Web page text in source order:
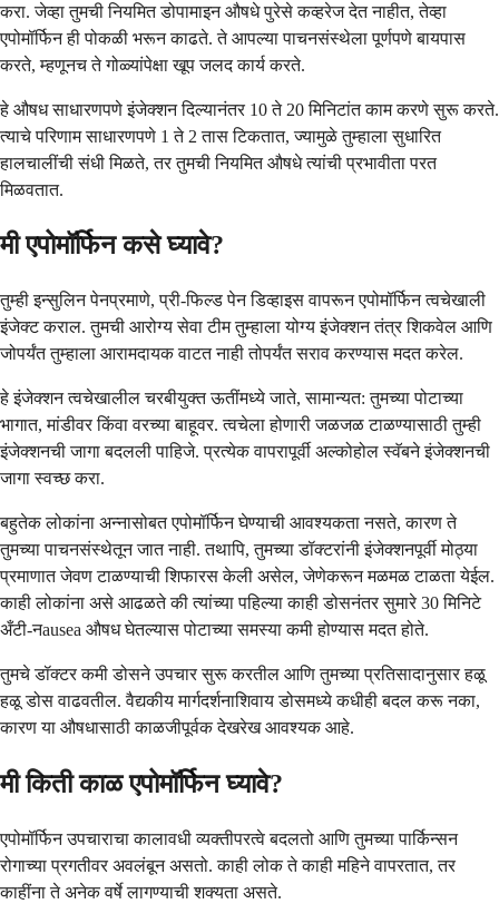
करा. जेव्हा तुमची नियमित डोपामाइन औषधे पुरेसे कव्हरेज देत नाहीत, तेव्हा
एपोमॉर्फिन ही पोकळी भरून काढते. ते आपल्या पाचनसंस्थेला पूर्णपणे बायपास
करते, म्हणूनच ते गोळ्यांपेक्षा खूप जलद कार्य करते.
हे औषध साधारणपणे इंजेक्शन दिल्यानंतर 10 ते 20 मिनिटांत काम करणे सुरू करते.
त्याचे परिणाम साधारणपणे 1 ते 2 तास टिकतात, ज्यामुळे तुम्हाला सुधारित
हालचालींची संधी मिळते, तर तुमची नियमित औषधे त्यांची प्रभावीता परत
मिळवतात.
मी एपोमॉर्फिन कसे घ्यावे?
तुम्ही इन्सुलिन पेनप्रमाणे, प्री-फिल्ड पेन डिव्हाइस वापरून एपोमॉर्फिन त्वचेखाली
इंजेक्ट कराल. तुमची आरोग्य सेवा टीम तुम्हाला योग्य इंजेक्शन तंत्र शिकवेल आणि
जोपर्यंत तुम्हाला आरामदायक वाटत नाही तोपर्यंत सराव करण्यास मदत करेल.
हे इंजेक्शन त्वचेखालील चरबीयुक्त ऊतींमध्ये जाते, सामान्यत: तुमच्या पोटाच्या
भागात, मांडीवर किंवा वरच्या बाहूवर. त्वचेला होणारी जळजळ टाळण्यासाठी तुम्ही
इंजेक्शनची जागा बदलली पाहिजे. प्रत्येक वापरापूर्वी अल्कोहोल स्वॅबने इंजेक्शनची
जागा स्वच्छ करा.
बहुतेक लोकांना अन्नासोबत एपोमॉर्फिन घेण्याची आवश्यकता नसते, कारण ते
तुमच्या पाचनसंस्थेतून जात नाही. तथापि, तुमच्या डॉक्टरांनी इंजेक्शनपूर्वी मोठ्या
प्रमाणात जेवण टाळण्याची शिफारस केली असेल, जेणेकरून मळमळ टाळता येईल.
काही लोकांना असे आढळते की त्यांच्या पहिल्या काही डोसनंतर सुमारे 30 मिनिटे
अँटी-नausea औषध घेतल्यास पोटाच्या समस्या कमी होण्यास मदत होते.
तुमचे डॉक्टर कमी डोसने उपचार सुरू करतील आणि तुमच्या प्रतिसादानुसार हळू
हळू डोस वाढवतील. वैद्यकीय मार्गदर्शनाशिवाय डोसमध्ये कधीही बदल करू नका,
कारण या औषधासाठी काळजीपूर्वक देखरेख आवश्यक आहे.
मी किती काळ एपोमॉर्फिन घ्यावे?
एपोमॉर्फिन उपचाराचा कालावधी व्यक्तीपरत्वे बदलतो आणि तुमच्या पार्किन्सन
रोगाच्या प्रगतीवर अवलंबून असतो. काही लोक ते काही महिने वापरतात, तर
काहींना ते अनेक वर्षे लागण्याची शक्यता असते.